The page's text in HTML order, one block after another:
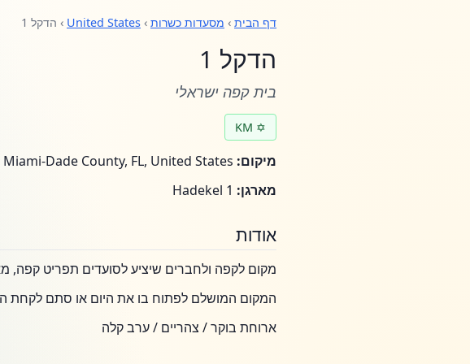
דף הבית › מסעדות כשרות ›
United States › הדקל 1
הדקל 1
בית קפה ישראלי
✡ KM
מיקום:
מארגן:
אודות
מקום לקפה ולחברים שיציע לסועדים תפריט קפה,
המקום המושלם לפתוח בו את היום או סתם לקחת
ארוחת בוקר / צהריים / ערב קלה